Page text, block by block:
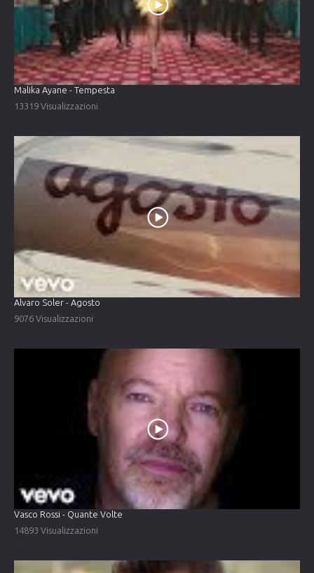
Malika Ayane - Tempesta
13319 Visualizzazioni
Alvaro Soler - Agosto
9076 Visualizzazioni
Vasco Rossi - Quante Volte
14893 Visualizzazioni